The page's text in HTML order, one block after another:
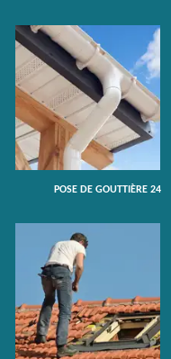
POSE DE GOUTTIÈRE 24